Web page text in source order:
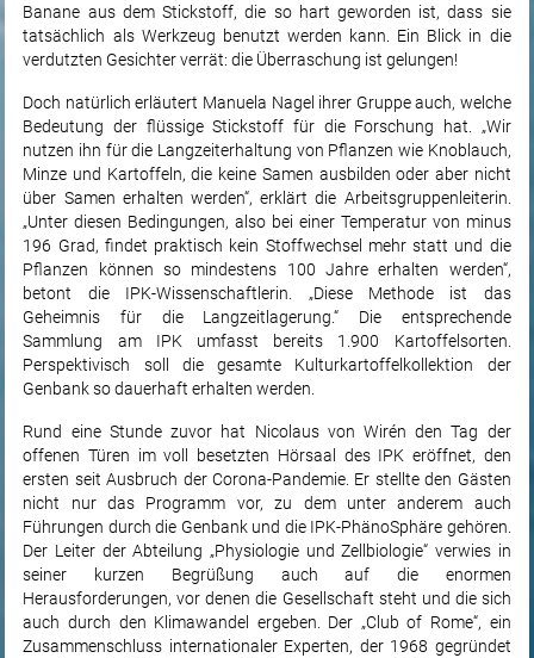
Banane aus dem Stickstoff, die so hart geworden ist, dass sie
tatsächlich als Werkzeug benutzt werden kann. Ein Blick in die
verdutzten Gesichter verrät: die Überraschung ist gelungen!
Doch natürlich erläutert Manuela Nagel ihrer Gruppe auch, welche
Bedeutung der flüssige Stickstoff für die Forschung hat. „Wir
nutzen ihn für die Langzeiterhaltung von Pflanzen wie Knoblauch,
Minze und Kartoffeln, die keine Samen ausbilden oder aber nicht
über Samen erhalten werden“, erklärt die Arbeitsgruppenleiterin.
„Unter diesen Bedingungen, also bei einer Temperatur von minus
196 Grad, findet praktisch kein Stoffwechsel mehr statt und die
Pflanzen können so mindestens 100 Jahre erhalten werden“,
betont die IPK-Wissenschaftlerin. „Diese Methode ist das
Geheimnis für die Langzeitlagerung.“ Die entsprechende
Sammlung am IPK umfasst bereits 1.900 Kartoffelsorten.
Perspektivisch soll die gesamte Kulturkartoffelkollektion der
Genbank so dauerhaft erhalten werden.
Rund eine Stunde zuvor hat Nicolaus von Wirén den Tag der
offenen Türen im voll besetzten Hörsaal des IPK eröffnet, den
ersten seit Ausbruch der Corona-Pandemie. Er stellte den Gästen
nicht nur das Programm vor, zu dem unter anderem auch
Führungen durch die Genbank und die IPK-PhänoSphäre gehören.
Der Leiter der Abteilung „Physiologie und Zellbiologie“ verwies in
seiner kurzen Begrüßung auch auf die enormen
Herausforderungen, vor denen die Gesellschaft steht und die sich
auch durch den Klimawandel ergeben. Der „Club of Rome“, ein
Zusammenschluss internationaler Experten, der 1968 gegründet